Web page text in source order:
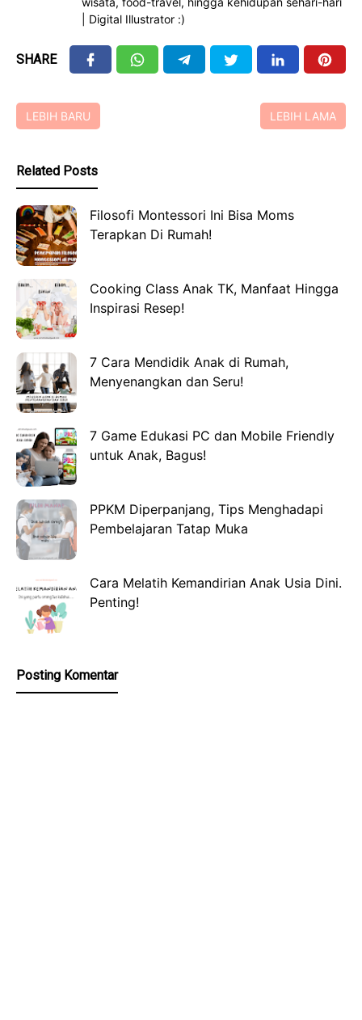
| Digital Illustrator :)
SHARE
LEBIH BARU LEBIH LAMA
Related Posts
Filosofi Montessori Ini Bisa Moms
Terapkan Di Rumah!
Cooking Class Anak TK, Manfaat Hingga
Inspirasi Resep!
7 Cara Mendidik Anak di Rumah,
Menyenangkan dan Seru!
7 Game Edukasi PC dan Mobile Friendly
untuk Anak, Bagus!
PPKM Diperpanjang, Tips Menghadapi
Pembelajaran Tatap Muka
Cara Melatih Kemandirian Anak Usia Dini.
Penting!
Posting Komentar